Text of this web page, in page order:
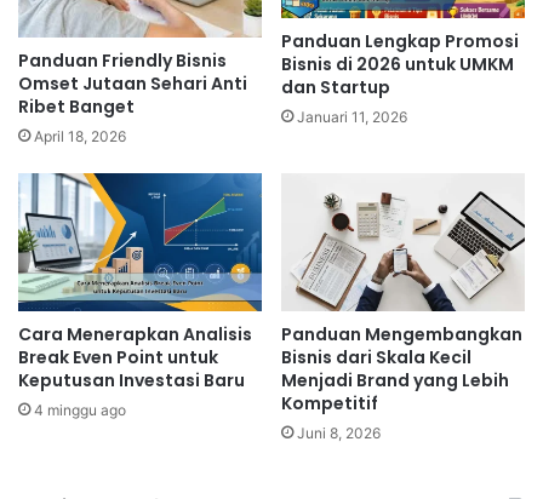
Panduan Friendly Bisnis
Omset Jutaan Sehari Anti
Ribet Banget
April 18, 2026
Panduan Lengkap Promosi
Bisnis di 2026 untuk UMKM
dan Startup
Januari 11, 2026
Cara Menerapkan Analisis
Break Even Point untuk
Keputusan Investasi Baru
4 minggu ago
Panduan Mengembangkan
Bisnis dari Skala Kecil
Menjadi Brand yang Lebih
Kompetitif
Juni 8, 2026